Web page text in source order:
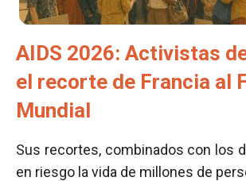
AIDS 2026: Activistas
el recorte de Francia al
Mundial
Sus recortes, combinados con los
en riesgo la vida de millones de